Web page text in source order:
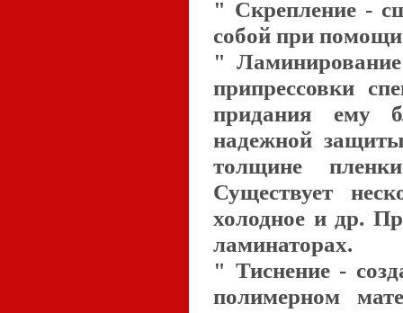
" Скрепление -
собой при
" Ламинирование
припрессовки
придания ему
надежной
толщине
Существует
холодное и др.
ламинаторах.
" Тиснение -
полимерном